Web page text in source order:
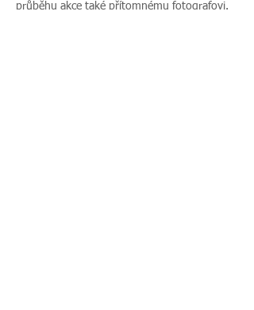
průběhu akce také přítomnému fotografovi.